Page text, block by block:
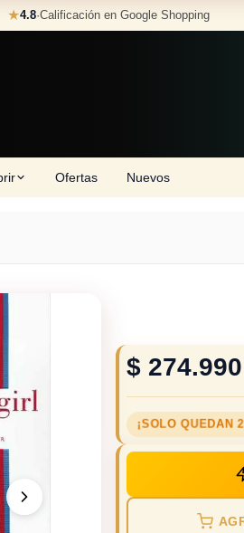
★4.8·Calificación en Google Shopping
Ofertas Nuevos
$ 274.990
¡SOLO QUEDAN